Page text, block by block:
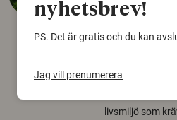
arter
22 juni 2026
Över tusen
gamla
allt färre. Nu
livsmiljö som
nyhetsbrev!
PS. Det är gratis och du kan
Jag vill prenumerera